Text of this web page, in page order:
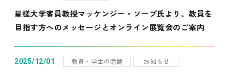
星槎大学客員教授マッケンジー・ソープ氏より、教員を
目指す方へのメッセージとオンライン展覧会のご案内
2025/12/01 教員・学生の活躍 お知らせ